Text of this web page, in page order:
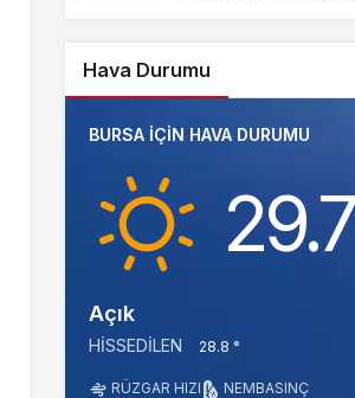
Hava Durumu
BURSA IÇIN HAVA DURUMU
29.7
Açık
HISSEDILEN 28.8 °
RÜZGAR HIZI NEMBASINÇ